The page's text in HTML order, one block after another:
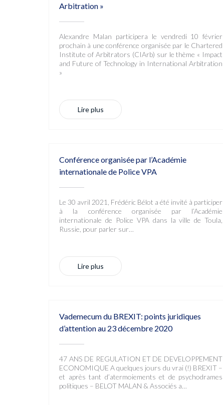
Arbitration »
Alexandre Malan participera le vendredi 10 février
prochain à une conférence organisée par le Chartered
Institute of Arbitrators (CIArb) sur le thème « Impact
and Future of Technology in International Arbitration
»
Lire plus
Conférence organisée par l’Académie
internationale de Police VPA
Le 30 avril 2021, Frédéric Bélot a été invité à participer
à la conférence organisée par l’Académie
internationale de Police VPA dans la ville de Toula,
Russie, pour parler sur…
Lire plus
Vademecum du BREXIT: points juridiques
d’attention au 23 décembre 2020
47 ANS DE REGULATION ET DE DEVELOPPEMENT
ECONOMIQUE A quelques jours du vrai (!) BREXIT –
et après tant d’atermoiements et de psychodrames
politiques – BELOT MALAN & Associés a…